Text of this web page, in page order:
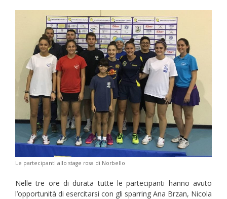
Le partecipanti allo stage rosa di Norbello
Nelle tre ore di durata tutte le partecipanti hanno avuto
l’opportunità di esercitarsi con gli sparring Ana Brzan, Nicola